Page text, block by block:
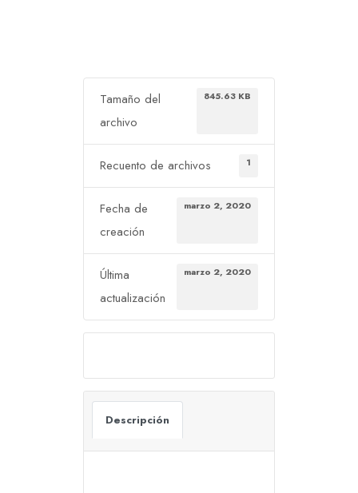
Tamaño del
archivo
845.63 KB
Recuento de archivos 1
Fecha de
creación
marzo 2, 2020
Última
actualización
marzo 2, 2020
Descripción